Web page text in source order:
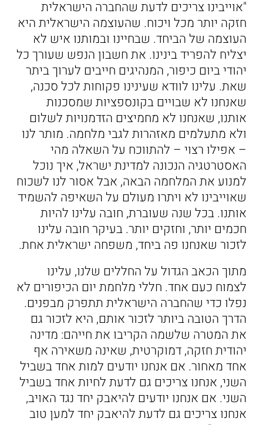
"אוייבינו צריכים לדעת שהחברה הישראלית
חזקה יותר מכל ויכוח. שהעוצמה הישראלית היא
העוצמה של הביחד. שבחיינו ובמותנו איש לא
יצליח להפריד בינינו. את חשבון הנפש שעורך כל
יהודי ביום כיפור, המנהיגים חייבים לערוך ביתר
שאת. עלינו לוודא שעינינו פקוחות לכל סכנה,
שאנחנו לא שבויים בקונספציות שמסכנות
אותנו, שאנחנו לא מחמיצים הזדמנויות לשלום
ולא מתעלמים מאזהרות לגבי מלחמה. מותר לנו
– אפילו רצוי – להתווכח על השאלה מהי
האסטרטגיה הנכונה למדינת ישראל, איך נוכל
למנוע את המלחמה הבאה, אבל אסור לנו לשכוח
שאוייבינו לא ויתרו מעולם על השאיפה להשמיד
אותנו. בכל שנה שעוברת, חובה עלינו להיות
חכמים יותר, וחזקים יותר. בעיקר חובה עלינו
לזכור שאנחנו פה ביחד, משפחה ישראלית אחת.
מתוך הכאב הגדול על החללים שלנו, עלינו
לצמוח כעם אחד. חללי מלחמת יום הכיפורים לא
נפלו כדי שהחברה הישראלית תתפרק מבפנים.
הדרך הטובה ביותר לזכור אותם, היא לזכור גם
את המטרה שלשמה הקריבו את חייהם: מדינה
יהודית חזקה, דמוקרטית, שאינה משאירה אף
אחד מאחור. אם אנחנו יודעים למות אחד בשביל
השני, אנחנו צריכים גם לדעת לחיות אחד בשביל
השני. אם אנחנו יודעים להיאבק יחד נגד האויב,
אנחנו צריכים גם לדעת להיאבק יחד למען טוב